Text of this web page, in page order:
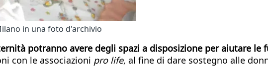
in una foto d'archivio
potranno avere degli spazi a disposizione per aiutare le
con le associazioni pro life, al fine di dare sostegno alle